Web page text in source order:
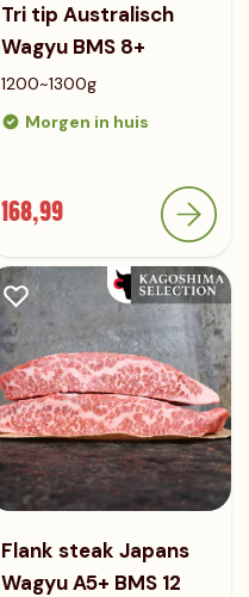
Tri tip Australisch
Wagyu BMS 8+
1200~1300g
Morgen in huis
168,99
Flank steak Japans
Wagyu A5+ BMS 12